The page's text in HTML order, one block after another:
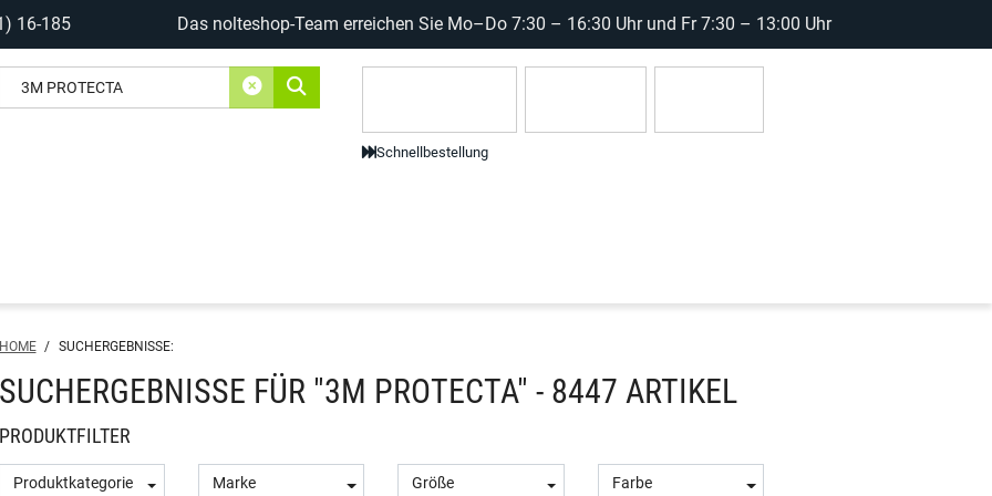
16-185 Das nolteshop-Team erreichen Sie Mo–Do 7:30 – 16:30 Uhr und Fr 7:30 – 13:00 Uhr
Schnellbestellung
HOME / SUCHERGEBNISSE:
SUCHERGEBNISSE FÜR "3M PROTECTA" - 8447 ARTIKEL
PRODUKTFILTER
Produktkategorie Marke Größe Farbe